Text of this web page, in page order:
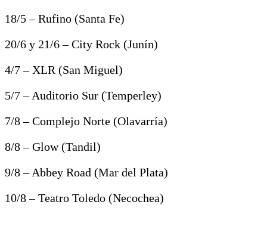
18/5 – Rufino (Santa Fe)
20/6 y 21/6 – City Rock (Junín)
4/7 – XLR (San Miguel)
5/7 – Auditorio Sur (Temperley)
7/8 – Complejo Norte (Olavarría)
8/8 – Glow (Tandil)
9/8 – Abbey Road (Mar del Plata)
10/8 – Teatro Toledo (Necochea)